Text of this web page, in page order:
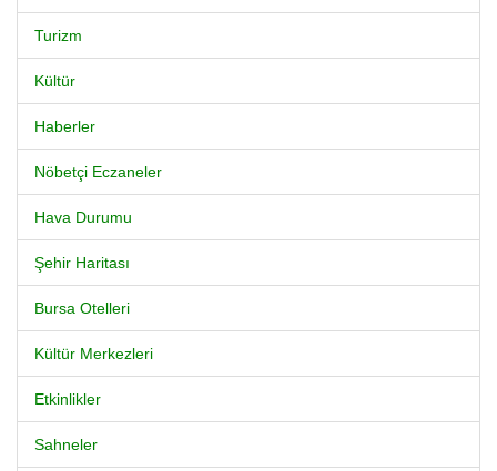
Turizm
Kültür
Haberler
Nöbetçi Eczaneler
Hava Durumu
Şehir Haritası
Bursa Otelleri
Kültür Merkezleri
Etkinlikler
Sahneler